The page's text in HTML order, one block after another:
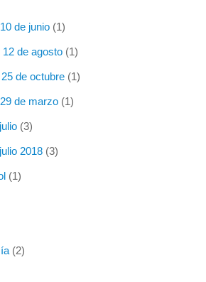
de junio(1)
de agosto(1)
de octubre(1)
de marzo(1)
(3)
2018(3)
(1)
(2)